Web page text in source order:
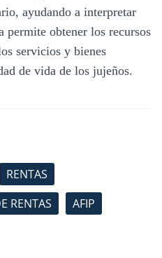
ayudando a interpretar
permite obtener los recursos
servicios y bienes
de vida de los jujeños.
RENTAS
RENTAS
AFIP